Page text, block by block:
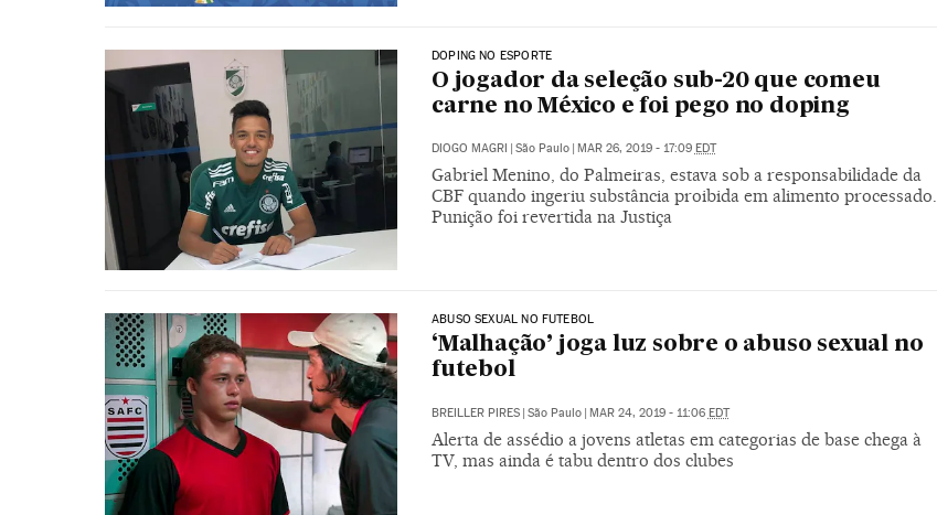
DOPING NO ESPORTE
O jogador da seleção sub-20 que comeu
carne no México e foi pego no doping
DIOGO MAGRI São Paulo MAR 26, 2019 - 17:09 EDT
Gabriel Menino, do Palmeiras, estava sob a responsabilidade da
CBF quando ingeriu substância proibida em alimento processado.
Punição foi revertida na Justiça
ABUSO SEXUAL NO FUTEBOL
‘Malhação’ joga luz sobre o abuso sexual no
futebol
BREILLER PIRES | São Paulo | MAR 24, 2019 - 11:06 EDT
Alerta de assédio a jovens atletas em categorias de base chega à
TV, mas ainda é tabu dentro dos clubes